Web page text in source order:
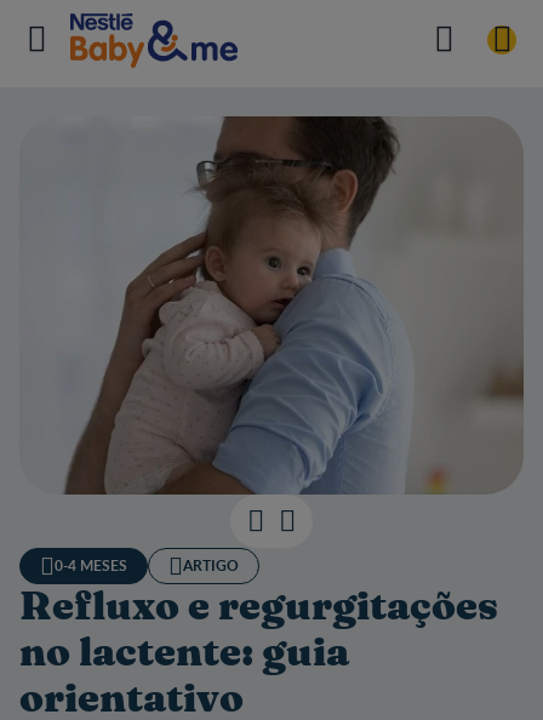
0-4 MESES ARTIGO
Refluxo e regurgitações
no lactente: guia
orientativo